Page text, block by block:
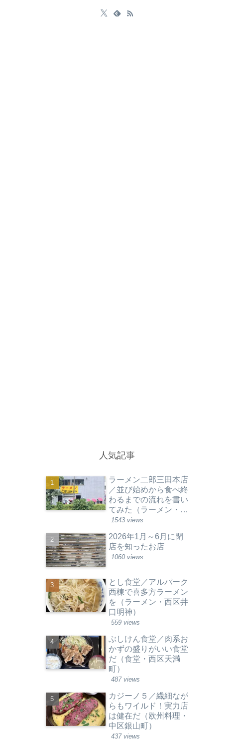
人気記事
ラーメン二郎三田本店
／並び始めから食べ終
わるまでの流れを書い
てみた（ラーメン・東
京都港区）
1543 views
2026年1月～6月に閉
店を知ったお店
1060 views
とし食堂／アルパーク
西棟で喜多方ラーメン
を（ラーメン・西区井
口明神）
559 views
ぶしけん食堂／肉系お
かずの盛りがいい食堂
だ（食堂・西区天満
町）
487 views
カジーノ５／繊細なが
らもワイルド！実力店
は健在だ（欧州料理・
中区銀山町）
437 views